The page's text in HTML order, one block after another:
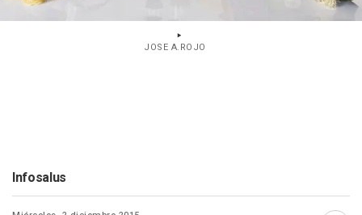
JOSE A.ROJO
Infosalus